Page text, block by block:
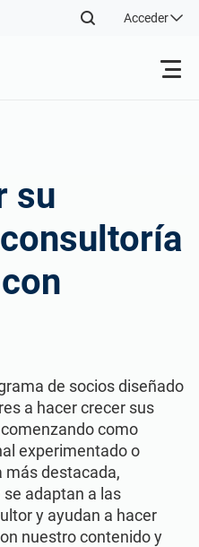
Acceder
su
de socios diseñado
a hacer crecer sus
como
experimentado o
más destacada,
adaptan a las
y ayudan a hacer
nuestro contenido y